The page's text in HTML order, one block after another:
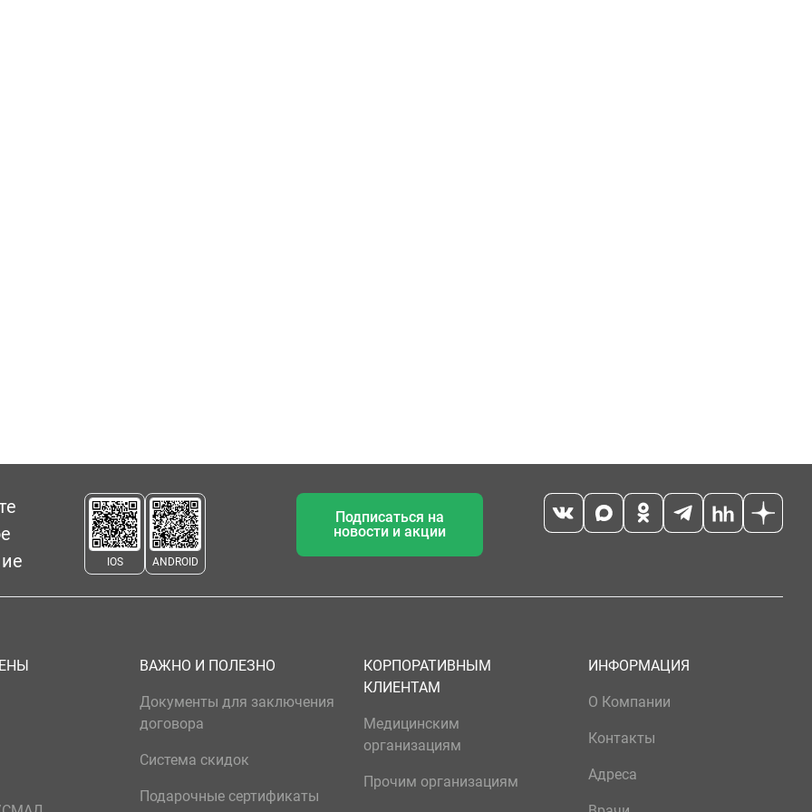
IOS ANDROID
Подписаться на
новости и акции
ВАЖНО И ПОЛЕЗНО
Документы для заключения
договора
Система скидок
Подарочные сертификаты
КОРПОРАТИВНЫМ
КЛИЕНТАМ
Медицинским
организациям
Прочим организациям
ИНФОРМАЦИЯ
О Компании
Контакты
Адреса